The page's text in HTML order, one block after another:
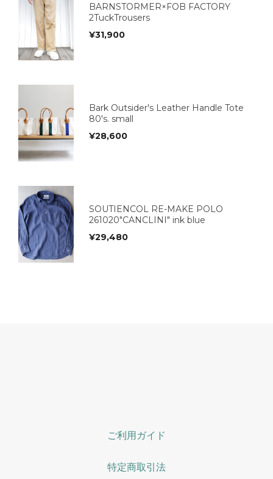
BARNSTORMER×FOB FACTORY
2TuckTrousers
¥31,900
Bark Outsider's Leather Handle Tote
80's. small
¥28,600
SOUTIENCOL RE-MAKE POLO
261020"CANCLINI" ink blue
¥29,480
ご利用ガイド
特定商取引法